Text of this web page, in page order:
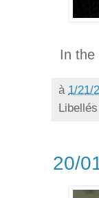
In the
à 1/21/
20/